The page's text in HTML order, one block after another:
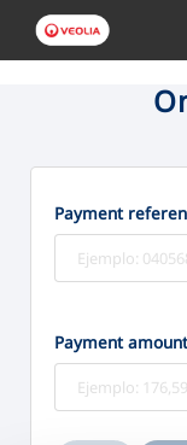
ONLINE
YOUR SERVICE
YOUR WATER
Payment
Payment